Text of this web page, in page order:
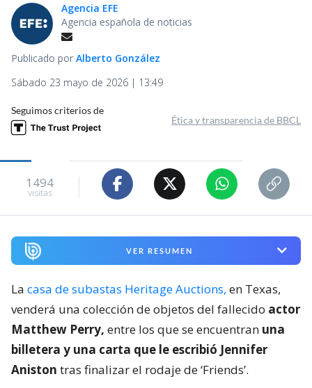
Agencia EFE
Agencia española de noticias
Publicado por Alberto González
Sábado 23 mayo de 2026 | 13:49
Seguimos criterios de
Ética y transparencia de BBCL
1494
visitas
VER RESUMEN
La casa de subastas Heritage Auctions, en Texas,
venderá una colección de objetos del fallecido actor
Matthew Perry, entre los que se encuentran una
billetera y una carta que le escribió Jennifer
Aniston tras finalizar el rodaje de ‘Friends’.